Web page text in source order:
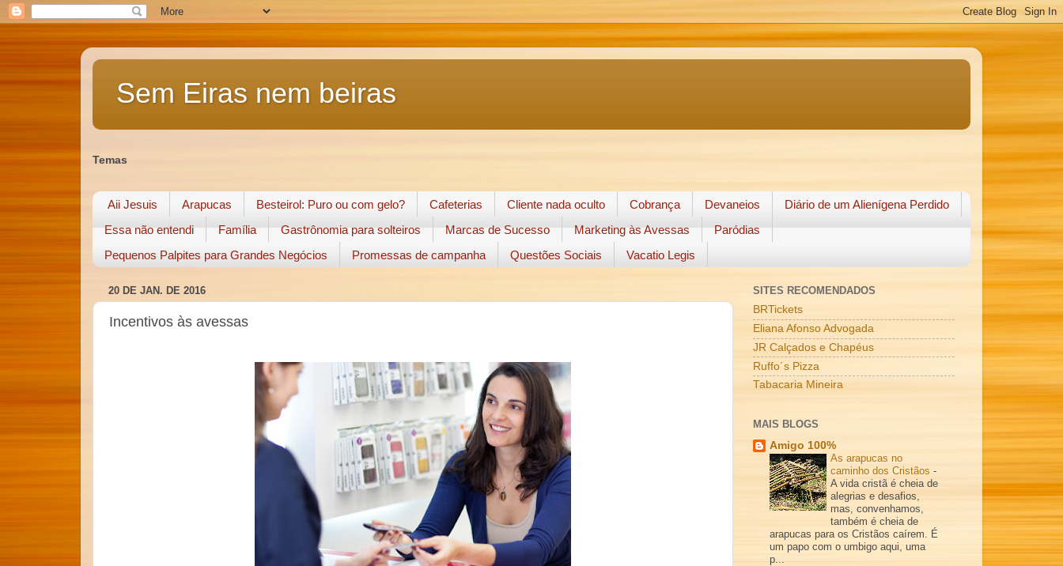
Sem Eiras nem beiras
Temas
Aii Jesuis Arapucas Besteirol: Puro ou com gelo? Cafeterias Cliente nada oculto Cobrança Devaneios
Diário de um Alienígena Perdido
Essa não entendi
Família Gastrônomia para solteiros Marcas de Sucesso Marketing às Avessas
Paródias
Pequenos Palpites para Grandes Negócios
Promessas de campanha Questões Sociais Vacatio Legis
20 DE JAN. DE 2016
Incentivos às avessas
SITES RECOMENDADOS
BRTickets
Eliana Afonso Advogada
JR Calçados e Chapéus
Ruffo´s Pizza
Tabacaria Mineira
MAIS BLOGS
Amigo 100%
As arapucas no
caminho dos Cristãos -
A vida cristã é cheia de
alegrias e desafios,
mas, convenhamos,
também é cheia de
arapucas para os Cristãos caírem. É
um papo com o umbigo aqui, uma
p...